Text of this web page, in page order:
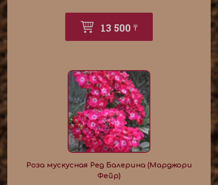
13 500 ₸
Роза мускусная Ред Балерина (Марджори
Фейр)